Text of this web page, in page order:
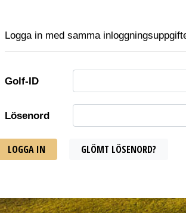
Logga in med samma
Golf-ID
Lösenord
LOGGA IN GLÖMT LÖSENORD?